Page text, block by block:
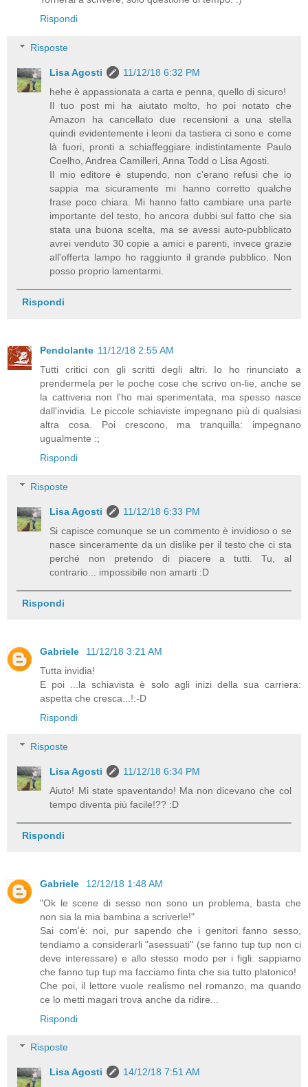
Rispondi
Risposte
Lisa Agosti
11/12/18 6:32 PM
hehe è appassionata a carta e penna, quello di sicuro!
Il tuo post mi ha aiutato molto, ho poi notato che
Amazon ha cancellato due recensioni a una stella
quindi evidentemente i leoni da tastiera ci sono e come
là fuori, pronti a schiaffeggiare indistintamente Paulo
Coelho, Andrea Camilleri, Anna Todd o Lisa Agosti.
Il mio editore è stupendo, non c'erano refusi che io
sappia ma sicuramente mi hanno corretto qualche
frase poco chiara. Mi hanno fatto cambiare una parte
importante del testo, ho ancora dubbi sul fatto che sia
stata una buona scelta, ma se avessi auto-pubblicato
avrei venduto 30 copie a amici e parenti, invece grazie
all'offerta lampo ho raggiunto il grande pubblico. Non
posso proprio lamentarmi.
Rispondi
Pendolante 11/12/18 2:55 AM
Tutti critici con gli scritti degli altri. Io ho rinunciato a
prendermela per le poche cose che scrivo on-lie, anche se
la cattiveria non l'ho mai sperimentata, ma spesso nasce
dall'invidia. Le piccole schiaviste impegnano più di qualsiasi
altra cosa. Poi crescono, ma tranquilla: impegnano
ugualmente :;
Rispondi
Risposte
Lisa Agosti
11/12/18 6:33 PM
Si capisce comunque se un commento è invidioso o se
nasce sinceramente da un dislike per il testo che ci sta
perché non pretendo di piacere a tutti. Tu, al
contrario... impossibile non amarti :D
Rispondi
Gabriele
11/12/18 3:21 AM
Tutta invidia!
E poi ...la schiavista è solo agli inizi della sua carriera:
aspetta che cresca...!:-D
Rispondi
Risposte
Lisa Agosti
11/12/18 6:34 PM
Aiuto! Mi state spaventando! Ma non dicevano che col
tempo diventa più facile!?? :D
Rispondi
Gabriele
12/12/18 1:48 AM
"Ok le scene di sesso non sono un problema, basta che
non sia la mia bambina a scriverle!"
Sai com'è: noi, pur sapendo che i genitori fanno sesso,
tendiamo a considerarli "asessuati" (se fanno tup tup non ci
deve interessare) e allo stesso modo per i figli: sappiamo
che fanno tup tup ma facciamo finta che sia tutto platonico!
Che poi, il lettore vuole realismo nel romanzo, ma quando
ce lo metti magari trova anche da ridire...
Rispondi
Risposte
Lisa Agosti
14/12/18 7:51 AM